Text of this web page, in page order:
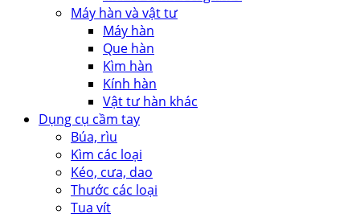
Máy hàn và vật tư
Máy hàn
Que hàn
Kìm hàn
Kính hàn
Vật tư hàn khác
Dụng cụ cầm tay
Búa, rìu
Kìm các loại
Kéo, cưa, dao
Thước các loại
Tua vít